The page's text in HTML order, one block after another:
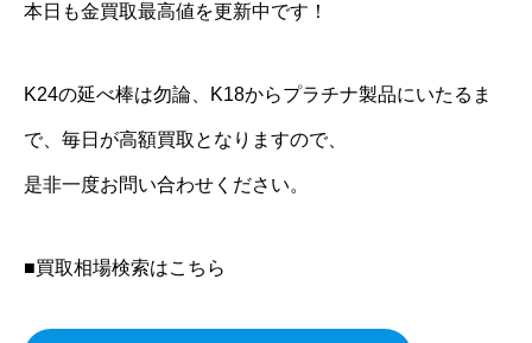
本日も金買取最高値を更新中です！
K24の延べ棒は勿論、K18からプラチナ製品にいたるま
で、毎日が高額買取となりますので、
是非一度お問い合わせください。
■買取相場検索はこちら